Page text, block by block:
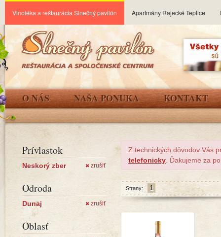
Vinotéka a reštaurácia Slnečný pavilón Apartmány Rajecké Teplice
O NÁS NAŠA PONUKA KONTAKT
Prívlastok
Neskorý zber ✖ zrušiť
Odroda
Dunaj ✖ zrušiť
Oblasť
Z technických dôvodov Vás
telefonicky . Ďakujeme za
Strany: 1